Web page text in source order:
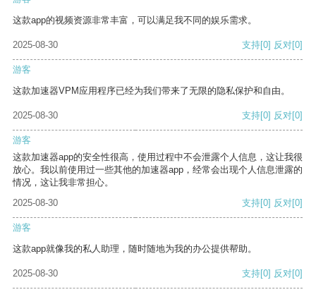
这款app的视频资源非常丰富，可以满足我不同的娱乐需求。
2025-08-30 支持[0] 反对[0]
游客
这款加速器VPM应用程序已经为我们带来了无限的隐私保护和自由。
2025-08-30 支持[0] 反对[0]
游客
这款加速器app的安全性很高，使用过程中不会泄露个人信息，这让我很
放心。我以前使用过一些其他的加速器app，经常会出现个人信息泄露的
情况，这让我非常担心。
2025-08-30
支持[0] 反对[0]
游客
这款app就像我的私人助理，随时随地为我的办公提供帮助。
2025-08-30 支持[0] 反对[0]